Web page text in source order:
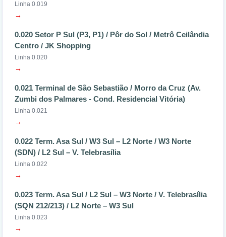
Linha 0.019
→
0.020 Setor P Sul (P3, P1) / Pôr do Sol / Metrô Ceilândia
Centro / JK Shopping
Linha 0.020
→
0.021 Terminal de São Sebastião / Morro da Cruz (Av.
Zumbi dos Palmares - Cond. Residencial Vitória)
Linha 0.021
→
0.022 Term. Asa Sul / W3 Sul – L2 Norte / W3 Norte
(SDN) / L2 Sul – V. Telebrasília
Linha 0.022
→
0.023 Term. Asa Sul / L2 Sul – W3 Norte / V. Telebrasília
(SQN 212/213) / L2 Norte – W3 Sul
Linha 0.023
→